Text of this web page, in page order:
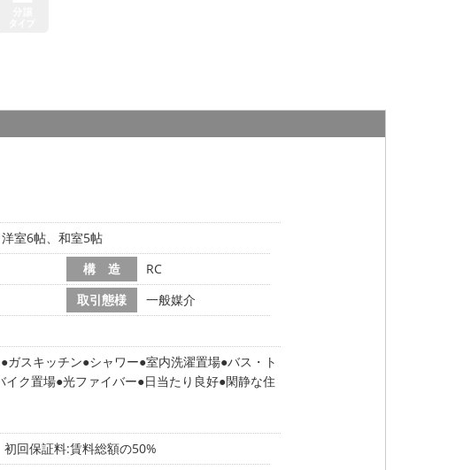
室6帖、和室5帖
構 造
RC
取引態様
一般媒介
ガスキッチン シャワー 室内洗濯置場 バス・ト
イク置場 光ファイバー 日当たり良好 閑静な住
回保証料:賃料総額の50%